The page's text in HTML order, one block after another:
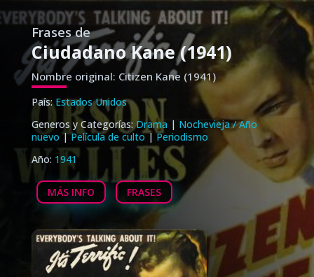
Frases de
Ciudadano Kane (1941)
Nombre original: Citizen Kane (1941)
País:Estados Unidos
Generos y Categorías:Drama| Nochevieja / Año
nuevo |Película de culto|Periodismo
Año: 1941
MÁS INFO FRASES